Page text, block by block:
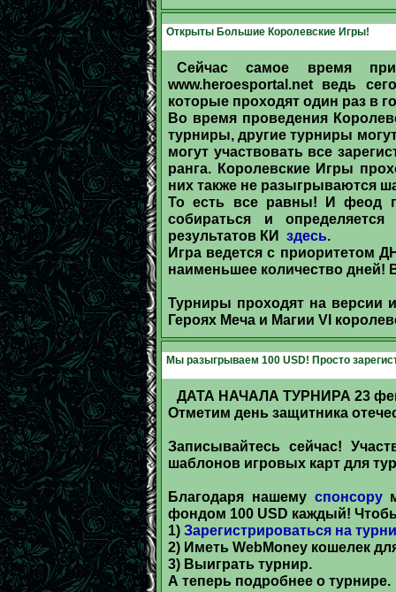
Открыты Большие Королевские Игры!
Сейчас самое время
www.heroesportal.net ведь
которые проходят один раз в
Во время проведения
турниры, другие турниры
могут участвовать все
ранга. Королевские Игры
них также не разыгрываются
То есть все равны! И феод
собираться и
результатов КИ здесь.
Игра ведется с приоритетом
наименьшее количество дней!
Турниры проходят на версии
Героях Меча и Магии VI
Мы разыгрываем 100 USD! Просто
ДАТА НАЧАЛА ТУРНИРА 23
Отметим день защитника
Записывайтесь сейчас!
шаблонов игровых карт для
Благодаря нашему спонсору
фондом 100 USD каждый!
1) Зарегистрироваться на
2) Иметь WebMoney кошелек
3) Выиграть турнир.
А теперь подробнее о турнире.